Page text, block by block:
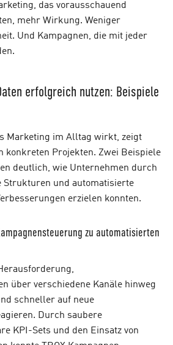
das vorausschauend
mehr Wirkung. Weniger
Und Kampagnen, die mit jeder
erfolgreich nutzen: Beispiele
Marketing im Alltag wirkt, zeigt
konkreten Projekten. Zwei Beispiele
deutlich, wie Unternehmen durch
Strukturen und automatisierte
erzielen konnten.
zu automatisierten
über verschiedene Kanäle hinweg
schneller auf neue
Durch saubere
KPI-Sets und den Einsatz von